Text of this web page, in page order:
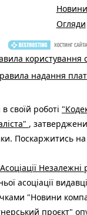
Огляди
користування
надання
своїй роботі
,
Поскаржитись на
Асоціації Незалежні
асоціації
"Новини
проєкт"